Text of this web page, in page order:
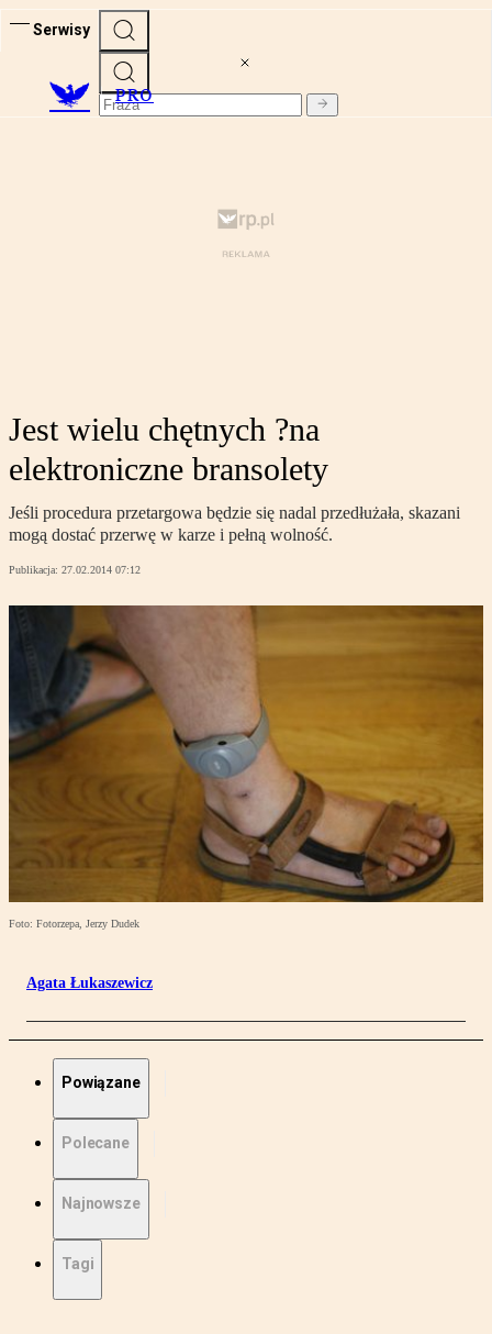
Serwisy
PRO
Jest wielu chętnych ?na
elektroniczne bransolety
Jeśli procedura przetargowa będzie się nadal przedłużała, skazani
mogą dostać przerwę w karze i pełną wolność.
Publikacja: 27.02.2014 07:12
Foto: Fotorzepa, Jerzy Dudek
Agata Łukaszewicz
Powiązane
Polecane
Najnowsze
Tagi